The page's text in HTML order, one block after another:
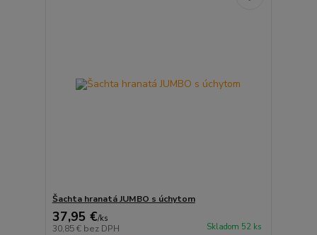
Šachta hranatá JUMBO s úchytom
37,95 €/ks
30,85 € bez DPH Skladom 52 ks